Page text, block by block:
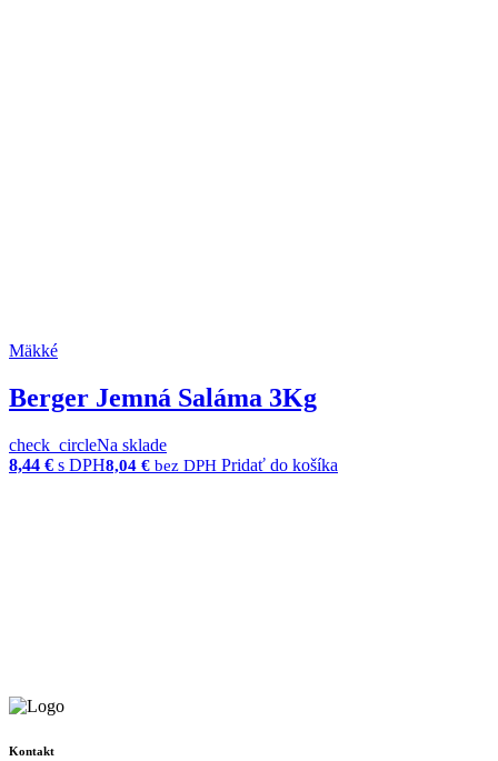
Mäkké
Berger Jemná Saláma 3Kg
check_circleNa sklade
8,44 € s DPH8,04 € bez DPH Pridať do košíka
Kontakt